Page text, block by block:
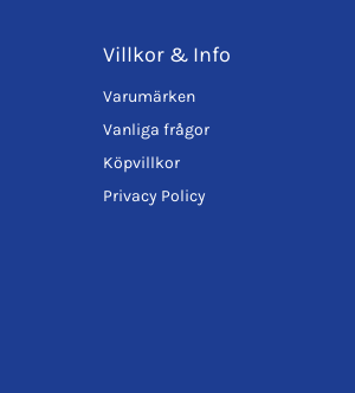
Villkor & Info
Varumärken
Vanliga frågor
Köpvillkor
Privacy Policy